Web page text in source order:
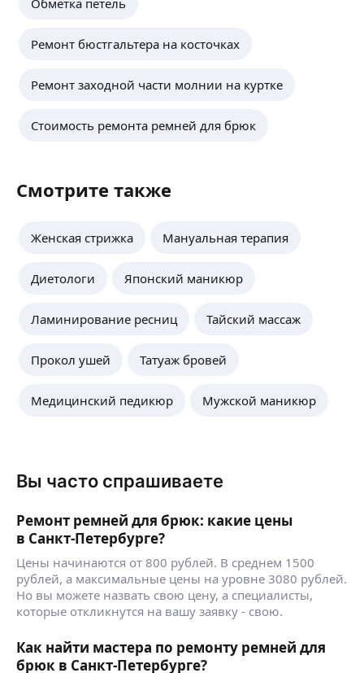
Ремонт бюстгальтера на косточках
Ремонт заходной части молнии на куртке
Стоимость ремонта ремней для брюк
Смотрите также
Женская стрижка Мануальная терапия
Диетологи Японский маникюр
Ламинирование ресниц Тайский массаж
Прокол ушей Татуаж бровей
Медицинский педикюр Мужской маникюр
Вы часто спрашиваете
Ремонт ремней для брюк: какие цены
в Санкт-Петербурге?
Цены начинаются от 800 рублей. В среднем 1500
рублей, а максимальные цены на уровне 3080 рублей.
Но вы можете назвать свою цену, а специалисты,
которые откликнутся на вашу заявку - свою.
Как найти мастера по ремонту ремней для
брюк в Санкт-Петербурге?